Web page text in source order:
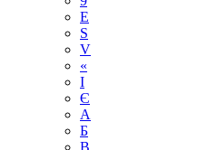
E
S
V
«
І
Є
А
Б